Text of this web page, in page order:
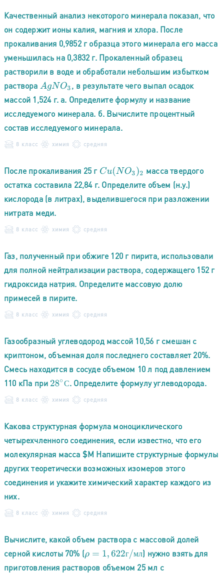
Качественный анализ некоторого минерала показал, что
он содержит ионы калия, магния и хлора. После
прокаливания 0,9852 г образца этого минерала его масса
уменьшилась на 0,3832 г. Прокаленный образец
растворили в воде и обработали небольшим избытком
раствора AgNO3
, в результате чего выпал осадок
массой 1,524 г. а. Определите формулу и название
исследуемого минерала. б. Вычислите процентный
состав исследуемого минерала.
8 класс химия средняя
После прокаливания 25 г Cu(NO3)2
масса твердого
остатка составила 22,84 г. Определите объем (н.у.)
кислорода (в литрах), выделившегося при разложении
нитрата меди.
8 класс химия средняя
Газ, полученный при обжиге 120 г пирита, использовали
для полной нейтрализации раствора, содержащего 152 г
гидроксида натрия. Определите массовую долю
примесей в пирите.
8 класс химия средняя
Газообразный углеводород массой 10,56 г смешан с
криптоном, объемная доля последнего составляет 20%.
Смесь находится в сосуде объемом 10 л под давлением
110 кПа при
С
28∘С. Определите формулу углеводорода.
8 класс химия средняя
Какова структурная формула моноциклического
четырехчленного соединения, если известно, что его
молекулярная масса $М Напишите структурные формулы
других теоретически возможных изомеров этого
соединения и укажите химический характер каждого из
них.
8 класс химия средняя
Вычислите, какой объем раствора с массовой долей
серной кислоты 70% (
г мл
ρ= 1,622 г/мл
) нужно взять для
приготовления растворов объемом 25 мл с